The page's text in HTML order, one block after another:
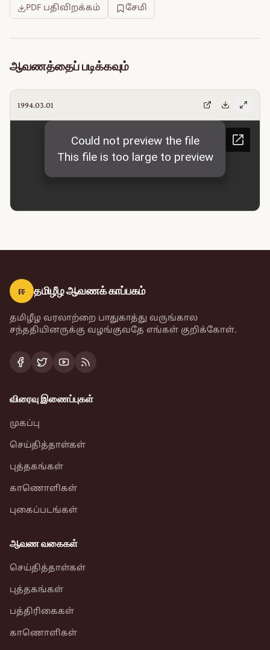
PDF பதிவிறக்கம்
சேமி
ஆவணத்தைப் படிக்கவும்
1994.03.01
ஈ தமிழீழ ஆவணக் காப்பகம்
தமிழீழ வரலாற்றை பாதுகாத்து வருங்கால
சந்ததியினருக்கு வழங்குவதே எங்கள் குறிக்கோள்.
விரைவு இணைப்புகள்
முகப்பு
செய்தித்தாள்கள்
புத்தகங்கள்
காணொளிகள்
புகைப்படங்கள்
ஆவண வகைகள்
செய்தித்தாள்கள்
புத்தகங்கள்
பத்திரிகைகள்
காணொளிகள்